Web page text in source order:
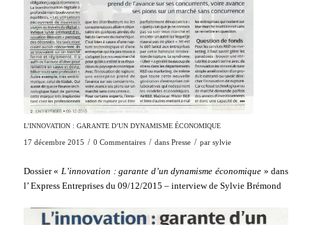
L’INNOVATION : GARANTE D’UN DYNAMISME ÉCONOMIQUE
17 décembre 2015 / 0 Commentaires / dans Presse / par sylvie
Dossier « L’innovation : garante d’un dynamisme économique » dans
l’ Express Entreprises du 09/12/2015 – interview de Sylvie Brémond